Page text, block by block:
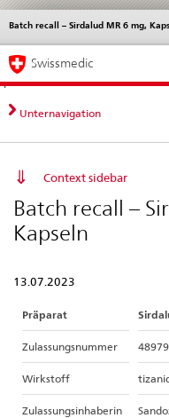
Direct
navigation:
news,
legal
contact
News &
standards
Batch recall – Sirdalud MR 6 mg,
Languages
Service
Main
Navigation
Swissmedic
Unternavigation
Context sidebar
Batch recall –
Kapseln
13.07.2023
Präparat
Zulassungsnummer 48979
Wirkstoff
Zulassungsinhaberin